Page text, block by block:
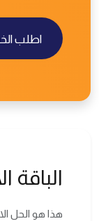
اطلب
الباقة
هذا هو الحل